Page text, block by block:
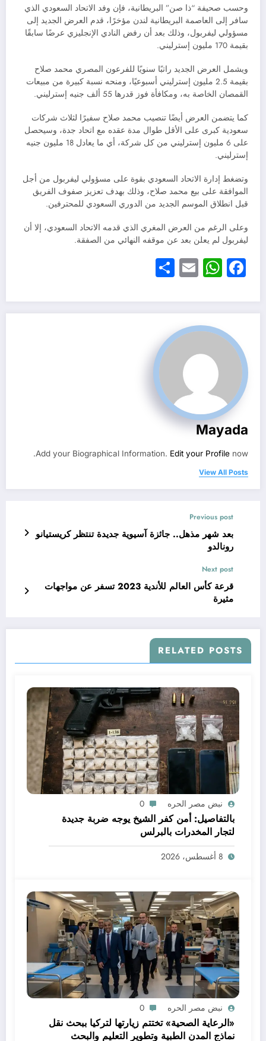
وحسب صحيفة “ذا صن” البريطانية، فإن وفد الاتحاد السعودي الذي
سافر إلى العاصمة البريطانية لندن مؤخرًا، قدم العرض الجديد إلى
مسؤولي ليفربول، وذلك بعد أن رفض النادي الإنجليزي عرضًا سابقًا
بقيمة 170 مليون إسترليني.
ويشمل العرض الجديد راتبًا سنويًا للفرعون المصري محمد صلاح
بقيمة 2.5 مليون إسترليني أسبوعيًا، ومنحه نسبة كبيرة من مبيعات
القمصان الخاصة به، ومكافأة فوز قدرها 55 ألف جنيه إسترليني.
كما يتضمن العرض أيضًا تنصيب محمد صلاح سفيرًا لثلاث شركات
سعودية كبرى على الأقل طوال مدة عقده مع اتحاد جدة، وسيحصل
على 6 مليون إسترليني من كل شركة، أي ما يعادل 18 مليون جنيه
إسترليني.
وتضغط إدارة الاتحاد السعودي بقوة على مسؤولي ليفربول من أجل
الموافقة على بيع محمد صلاح، وذلك بهدف تعزيز صفوف الفريق
قبل انطلاق الموسم الجديد من الدوري السعودي للمحترفين.
وعلى الرغم من العرض المغري الذي قدمه الاتحاد السعودي، إلا أن
ليفربول لم يعلن بعد عن موقفه النهائي من الصفقة.
Facebook
WhatsApp
Email
Mayada
Add your Biographical Information. Edit your Profile now.
View All Posts
Previous post
بعد شهر مذهل.. جائزة آسيوية جديدة تنتظر كريستيانو
رونالدو
Next post
قرعة كأس العالم للأندية 2023 تسفر عن مواجهات
مثيرة
RELATED POSTS
نبض مصر الحره 0
بالتفاصيل: أمن كفر الشيخ يوجه ضربة جديدة
لتجار المخدرات بالبرلس
8 أغسطس، 2026
نبض مصر الحره 0
«الرعاية الصحية» تختتم زيارتها لتركيا ببحث نقل
نماذج المدن الطبية وتطوير التعليم والبحث